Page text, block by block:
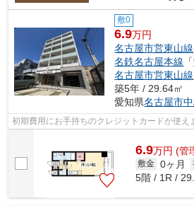
敷0
6.9万円
名古屋市営東山線
名鉄名古屋本線 「
名古屋市営東山線
築5年 / 29.64㎡
愛知県名古屋市
初期費用にお手持ちのクレジットカードが使え
6.9万円 (管
敷金 0ヶ月
5階 / 1R /